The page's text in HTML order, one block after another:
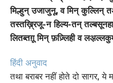
मिल्हुन् उजाजुनू, व मिन् कुल्लिन्
तस्तख़्रिजू-न हिल्य-तन्
लितब्तग़ू मिन् फ़ज़्लिही व
हिंदी अनुवाद
तथा बराबर नहीं होते दो सागर,